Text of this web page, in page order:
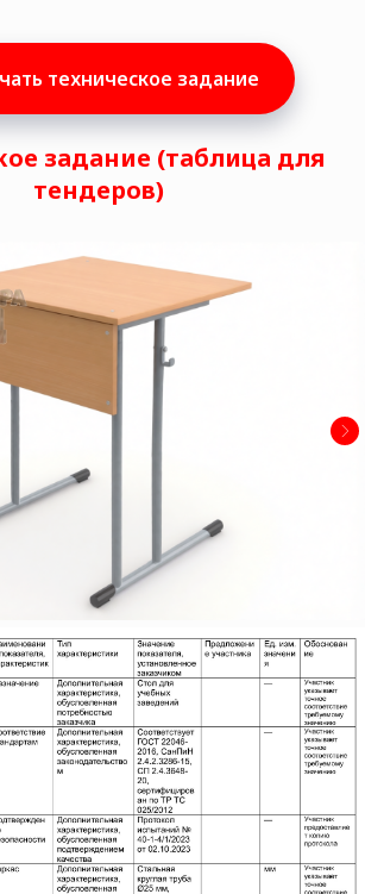
техническое задание
задание (таблица для
тендеров)